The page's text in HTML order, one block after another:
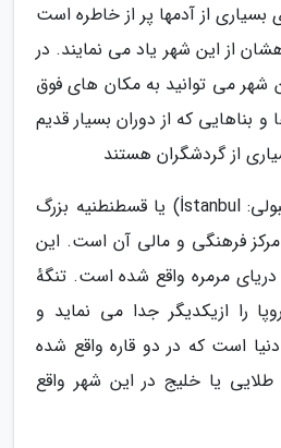
بسیاری از آدمها پر از خاطره است
از این شهر یاد می نمایند. در
می توانید به مکان های فوق
و بناهایی که از دوران بسیار قدیم
از گردشگران هستند
استانبول (به ترکی استانبولی: İstanbul) یا قسطنطنیه بزرگ
فرهنگی و مالی آن است. این
دریای مرمره واقع شده است. تنگهٔ
را ازیکدیگر جدا می نماید و
دنیا است که در دو قاره واقع شده
یا خلیج در این شهر واقع